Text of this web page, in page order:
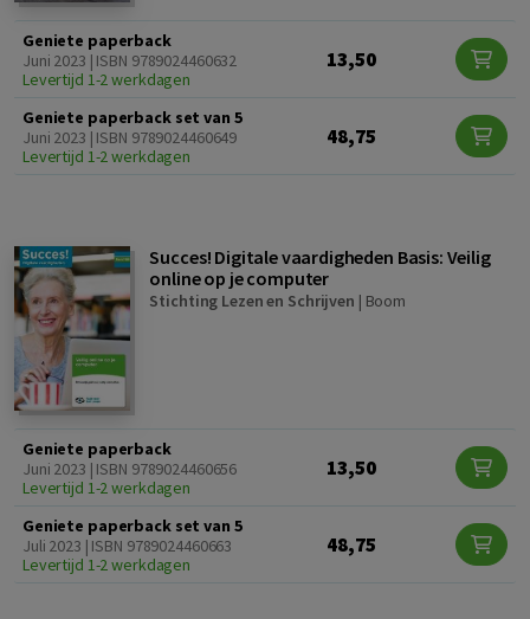
Geniete paperback
Juni 2023 | ISBN 9789024460632
Levertijd 1-2 werkdagen
13,50
Geniete paperback set van 5
Juni 2023 | ISBN 9789024460649
Levertijd 1-2 werkdagen
48,75
Succes! Digitale vaardigheden Basis: Veilig
online op je computer
Stichting Lezen en Schrijven | Boom
Geniete paperback
Juni 2023 | ISBN 9789024460656
Levertijd 1-2 werkdagen
13,50
Geniete paperback set van 5
Juli 2023 | ISBN 9789024460663
Levertijd 1-2 werkdagen
48,75